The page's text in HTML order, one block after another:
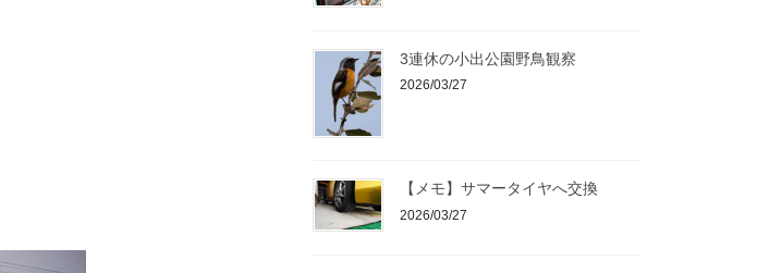
3連休の小出公園野鳥観察
2026/03/27
【メモ】サマータイヤへ交換
2026/03/27